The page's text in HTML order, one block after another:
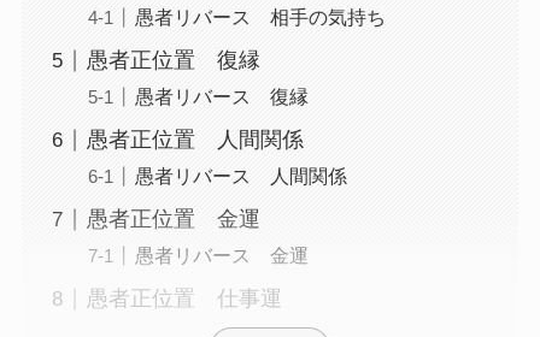
愚者リバース 相手の気持ち
愚者正位置 復縁
愚者リバース 復縁
愚者正位置 人間関係
愚者リバース 人間関係
愚者正位置 金運
愚者リバース 金運
愚者正位置 仕事運